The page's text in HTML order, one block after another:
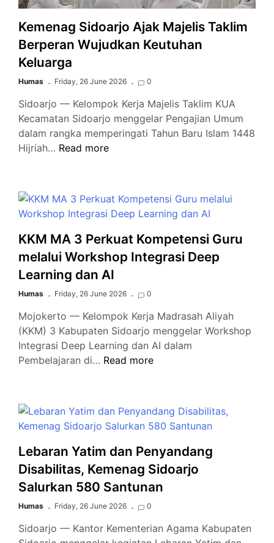
Edukasi
dan
Outbound
Ceria
Malang
Kemenag Sidoarjo Ajak Majelis Taklim
Berperan Wujudkan Keutuhan
Keluarga
Humas Friday, 26 June 2026 0
Sidoarjo — Kelompok Kerja Majelis Taklim KUA
Kecamatan Sidoarjo menggelar Pengajian Umum
dalam rangka memperingati Tahun Baru Islam 1448
Hijriah… Kemenag
Taklim
Berperan
Wujudkan
Keutuhan
Keluarga
Read more
KKM MA 3 Perkuat Kompetensi Guru
melalui Workshop Integrasi Deep
Learning dan AI
Humas Friday, 26 June 2026 0
Mojokerto — Kelompok Kerja Madrasah Aliyah
(KKM) 3 Kabupaten Sidoarjo menggelar Workshop
Integrasi Deep Learning dan AI dalam
Pembelajaran di… KKM
Kompetensi
Guru
melalui
Workshop
Integrasi
Deep
Learning
dan
Read more
Lebaran Yatim dan Penyandang
Disabilitas, Kemenag Sidoarjo
Salurkan 580 Santunan
Humas Friday, 26 June 2026 0
Sidoarjo — Kantor Kementerian Agama Kabupaten